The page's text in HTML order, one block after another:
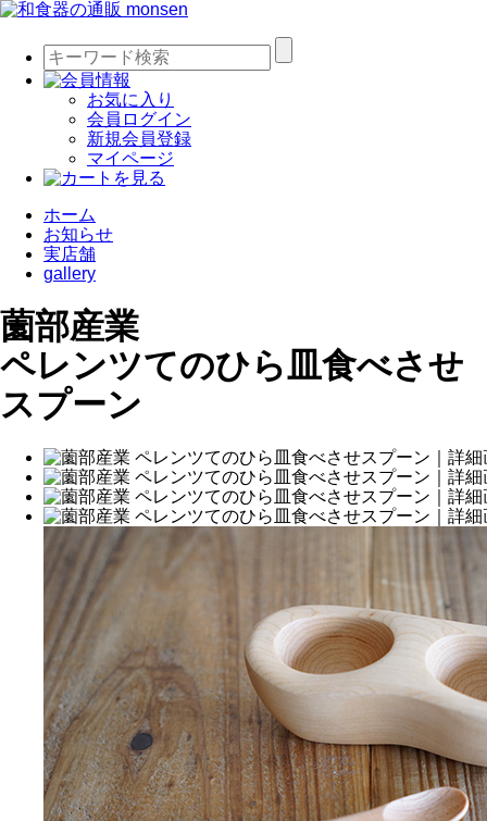
お気に入り
会員ログイン
新規会員登録
マイページ
ホーム
お知らせ
実店舗
gallery
薗部産業
ペレンツてのひら皿食べさせ
スプーン